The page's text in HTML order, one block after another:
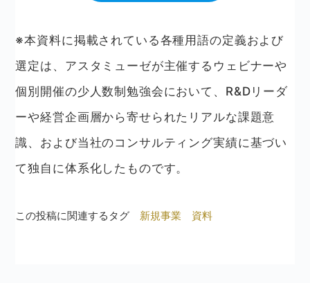
※本資料に掲載されている各種用語の定義および
選定は、アスタミューゼが主催するウェビナーや
個別開催の少人数制勉強会において、R&Dリーダ
ーや経営企画層から寄せられたリアルな課題意
識、および当社のコンサルティング実績に基づい
て独自に体系化したものです。
この投稿に関連するタグ 新規事業 資料